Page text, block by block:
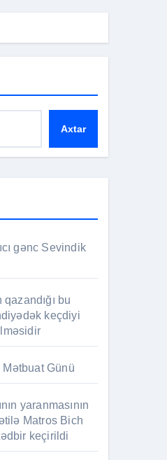
Axtar
gənc Sevindik
bu
keçdiyi
Günü
yaranmasının
Matros Bich
keçirildi